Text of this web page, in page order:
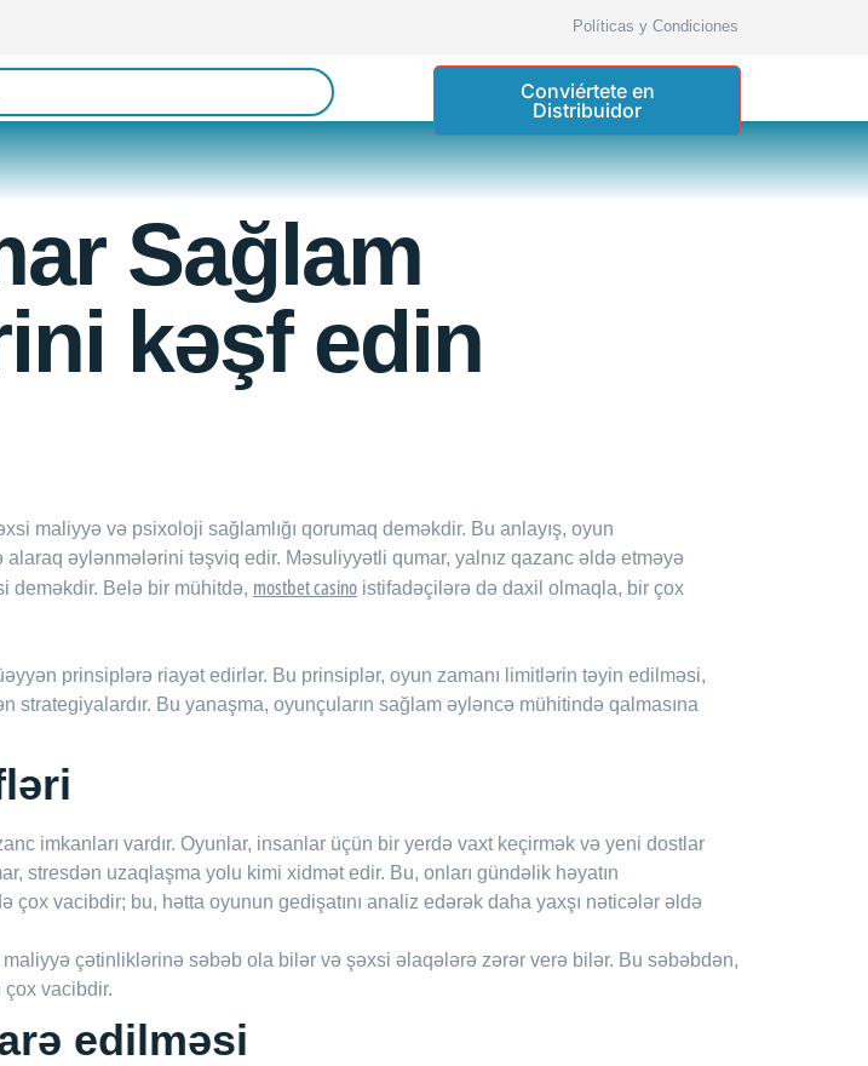
Políticas y Condiciones
Conviértete en
Distribuidor
Sağlam
kəşf edin
maliyyə və psixoloji sağlamlığı qorumaq deməkdir. Bu anlayış, oyun
əylənmələrini təşviq edir. Məsuliyyətli qumar, yalnız qazanc əldə etməyə
deməkdir. Belə bir mühitdə, mostbet casino istifadəçilərə də daxil olmaqla, bir çox
prinsiplərə riayət edirlər. Bu prinsiplər, oyun zamanı limitlərin təyin edilməsi,
Bu yanaşma, oyunçuların sağlam əyləncə mühitində qalmasına
imkanları vardır. Oyunlar, insanlar üçün bir yerdə vaxt keçirmək və yeni dostlar
stresdən uzaqlaşma yolu kimi xidmət edir. Bu, onları gündəlik həyatın
vacibdir; bu, hətta oyunun gedişatını analiz edərək daha yaxşı nəticələr əldə
çətinliklərinə səbəb ola bilər və şəxsi əlaqələrə zərər verə bilər. Bu səbəbdən,
vacibdir.
edilməsi